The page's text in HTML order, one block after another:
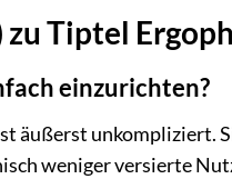
zu Tiptel
einzurichten?
äußerst unkompliziert.
weniger versierte